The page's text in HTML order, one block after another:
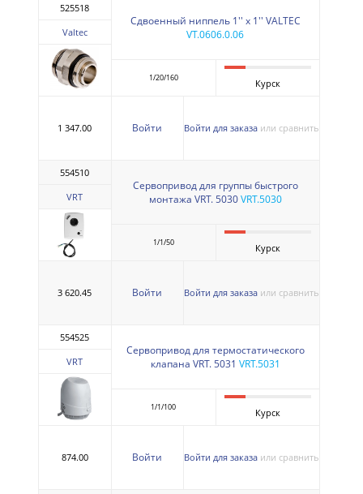
525518
Valtec
Сдвоенный ниппель 1'' х 1'' VALTEC
VT.0606.0.06
1/20/160 Курск
1 347.00 Войти Войти для заказа или сравнить
554510
VRT
Сервопривод для группы быстрого
монтажа VRT. 5030 VRT.5030
1/1/50 Курск
3 620.45 Войти Войти для заказа или сравнить
554525
VRT
Сервопривод для термостатического
клапана VRT. 5031 VRT.5031
1/1/100 Курск
874.00 Войти Войти для заказа или сравнить